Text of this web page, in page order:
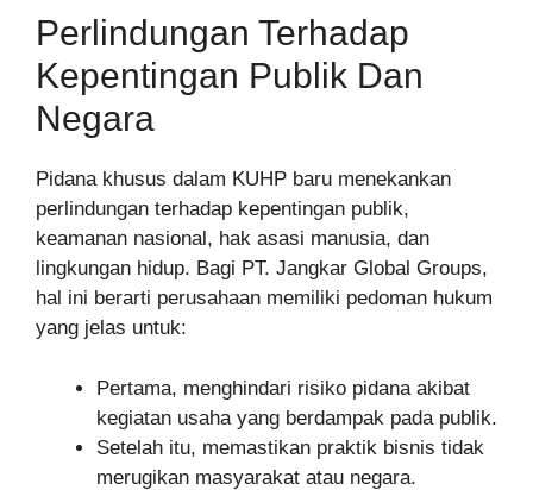
Perlindungan Terhadap
Kepentingan Publik Dan
Negara
Pidana khusus dalam KUHP baru menekankan
perlindungan terhadap kepentingan publik,
keamanan nasional, hak asasi manusia, dan
lingkungan hidup. Bagi PT. Jangkar Global Groups,
hal ini berarti perusahaan memiliki pedoman hukum
yang jelas untuk:
Pertama, menghindari risiko pidana akibat
kegiatan usaha yang berdampak pada publik.
Setelah itu, memastikan praktik bisnis tidak
merugikan masyarakat atau negara.